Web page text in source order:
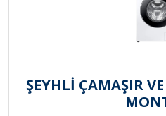
ŞEYHLİ ÇAMAŞIR